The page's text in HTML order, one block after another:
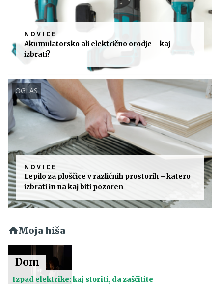
NOVICE
Akumulatorsko ali električno orodje – kaj
izbrati?
OGLAS
NOVICE
Lepilo za ploščice v različnih prostorih – katero
izbrati in na kaj biti pozoren
Moja hiša
Dom
Izpad elektrike: kaj storiti, da zaščitite